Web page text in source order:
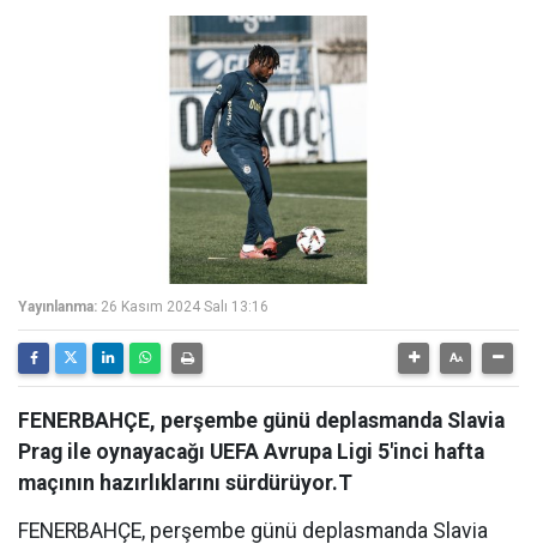
Yayınlanma: 26 Kasım 2024 Salı 13:16
FENERBAHÇE, perşembe günü deplasmanda Slavia
Prag ile oynayacağı UEFA Avrupa Ligi 5'inci hafta
maçının hazırlıklarını sürdürüyor.T
FENERBAHÇE, perşembe günü deplasmanda Slavia